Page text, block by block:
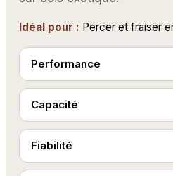
Idéal pour : Percer et fraiser
Performance
Capacité
Fiabilité